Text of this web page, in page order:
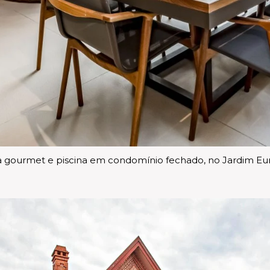
gourmet e piscina em condomínio fechado, no Jardim